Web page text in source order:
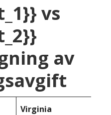
vs
av
Virginia